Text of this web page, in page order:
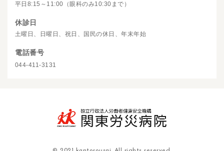
平日8:15～11:00（眼科のみ10:30まで）
休診日
土曜日、日曜日、祝日、国民の休日、年末年始
電話番号
044-411-3131